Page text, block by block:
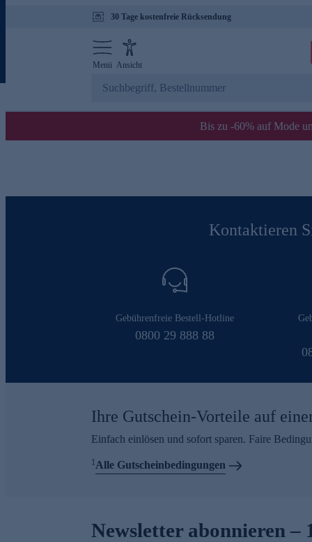
30 Tage kostenfreie Rücksendung
Menü Ansicht
Bis zu -60% auf Mode
Kontaktieren
Gebührenfreie Bestell-Hotline
0800 29 888 88
Ihre Gutschein-Vorteile auf
Einfach einlösen und sofort sparen. Faire
1Alle Gutscheinbedingungen
Newsletter abonnieren –